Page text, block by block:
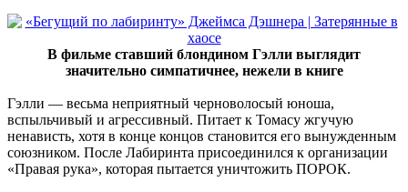
В фильме ставший блондином Гэлли выглядит
значительно симпатичнее, нежели в книге
Гэлли — весьма неприятный черноволосый юноша,
вспыльчивый и агрессивный. Питает к Томасу жгучую
ненависть, хотя в конце концов становится его вынужденным
союзником. После Лабиринта присоединился к организации
«Правая рука», которая пытается уничтожить ПОРОК.